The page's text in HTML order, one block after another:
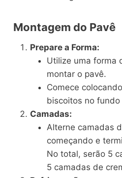
Montagem do Pavê
Prepare a Forma:
Utilize uma forma
montar o pavê.
Comece
biscoitos no
Camadas:
Alterne camadas
começando e
No total, serão 5
5 camadas de